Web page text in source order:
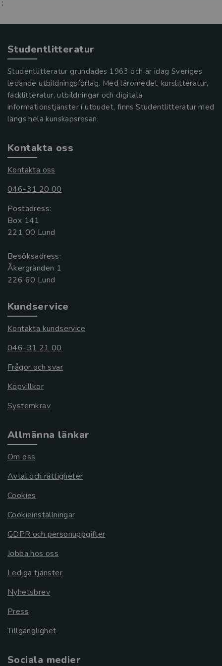
;
Studentlitteratur
Studentlitteratur grundades 1963 och är idag Sveriges
ledande utbildningsförlag. Med läromedel, kurslitteratur,
facklitteratur, utbildningar och digitala
informationstjänster i utbudet, finns Studentlitteratur med
längs hela kunskapsresan.
Kontakta oss
Kontakta oss
046-31 20 00
Postadress:
Box 141
221 00 Lund
Besöksadress:
Åkergränden 1
Kundservice
Kontakta kundservice
046-31 21 00
Frågor och svar
Köpvillkor
Systemkrav
Allmänna länkar
Om oss
Avtal och rättigheter
Cookies
Cookieinställningar
GDPR och personuppgifter
Jobba hos oss
Lediga tjänster
Nyhetsbrev
Press
Tillgänglighet
Sociala medier